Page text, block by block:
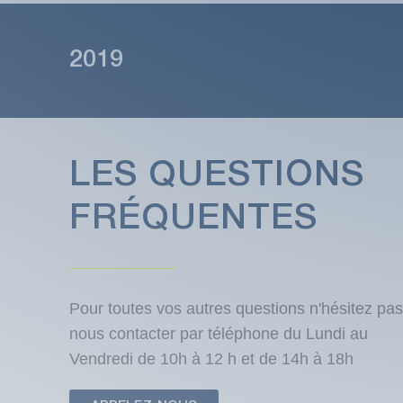
2019
LES QUESTIONS
FRÉQUENTES
Pour toutes vos autres questions n'hésitez
nous contacter par téléphone du Lundi au
Vendredi de 10h à 12 h et de 14h à 18h